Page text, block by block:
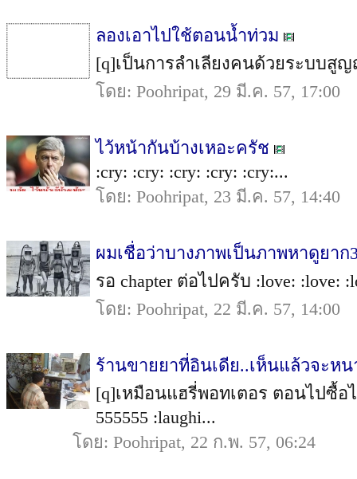
ลองเอาไปใช้ตอนน้ำท่วม
[q]เป็นการลำเลียงคนด้วยระบบสูญ
โดย: Poohripat, 29 มี.ค. 57, 17:00
ไว้หน้ากันบ้างเหอะครัช
:cry: :cry: :cry: :cry: :cry:...
โดย: Poohripat, 23 มี.ค. 57, 14:40
ผมเชื่อว่าบางภาพเป็นภาพหาดูยาก
รอ chapter ต่อไปครับ :love: :love:
โดย: Poohripat, 22 มี.ค. 57, 14:00
ร้านขายยาที่อินเดีย..เห็นแล้วจะหน
[q]เหมือนแฮรี่พอทเตอร ตอนไปซื้อ
555555 :laughi...
โดย: Poohripat, 22 ก.พ. 57, 06:24